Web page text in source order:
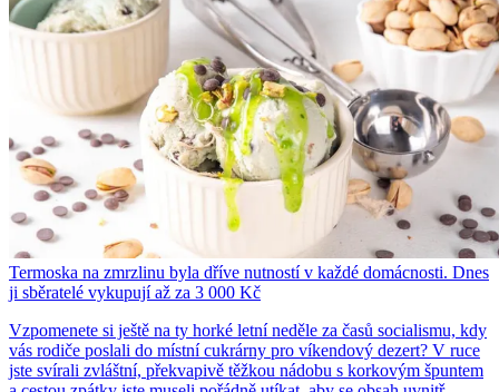
Termoska na zmrzlinu byla dříve nutností v každé domácnosti. Dnes
ji sběratelé vykupují až za 3 000 Kč
Vzpomenete si ještě na ty horké letní neděle za časů socialismu, kdy
vás rodiče poslali do místní cukrárny pro víkendový dezert? V ruce
jste svírali zvláštní, překvapivě těžkou nádobu s korkovým špuntem